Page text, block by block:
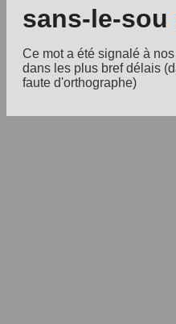
sans-le-sou
Ce mot a été signalé à
dans les plus bref délais
faute d'orthographe)